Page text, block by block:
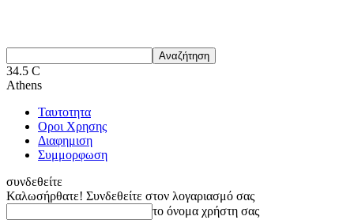
34.5 C
Athens
Ταυτοτητα
Οροι Χρησης
Διαφημιση
Συμμορφωση
συνδεθείτε
Καλωσήρθατε! Συνδεθείτε στον λογαριασμό σας
το όνομα χρήστη σας